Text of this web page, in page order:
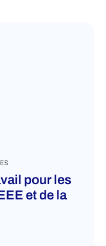
pour les
et de la